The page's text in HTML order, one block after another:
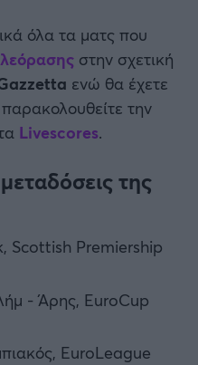
όλα τα ματς που
στην σχετική
ενώ θα έχετε
την
Livescores.
της
Scottish Premiership
- Άρης, EuroCup
EuroLeague